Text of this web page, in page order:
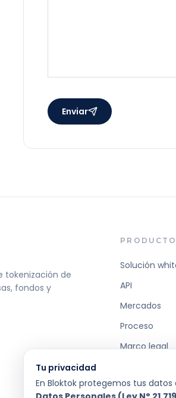
Enviar
tokenización de
fondos y
PRODUCTO
Solución
API
Mercados
Proceso
Marco legal
Tu privacidad
En Bloktok protegemos tus